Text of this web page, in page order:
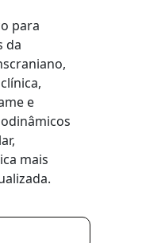
para
da
e
mais